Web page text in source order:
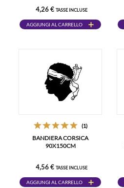
4,26 € TASSE INCLUSE
AGGIUNGI AL CARRELLO
(1)
BANDIERA CORSICA
90X150CM
4,56 € TASSE INCLUSE
AGGIUNGI AL CARRELLO